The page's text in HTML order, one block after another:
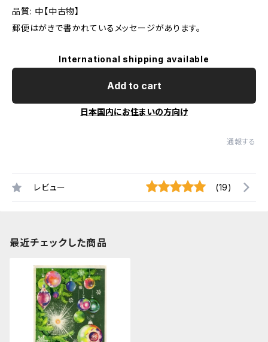
品質: 中【中古物】
郵便はがきで書かれているメッセージがあります。
International shipping available
Add to cart
日本国内にお住まいの方向け
通報する
レビュー (19)
最近チェックした商品